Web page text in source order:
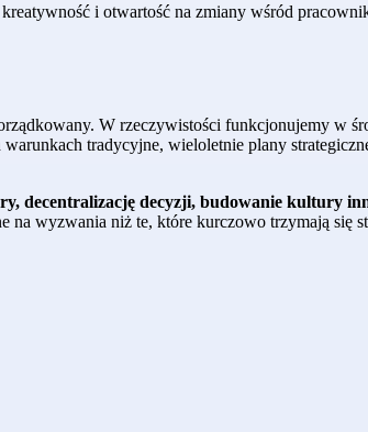
i otwartość na zmiany wśród
W rzeczywistości funkcjonujemy w
tradycyjne, wieloletnie plany
decentralizację decyzji, budowanie kultury
na wyzwania niż te, które kurczowo trzymają się